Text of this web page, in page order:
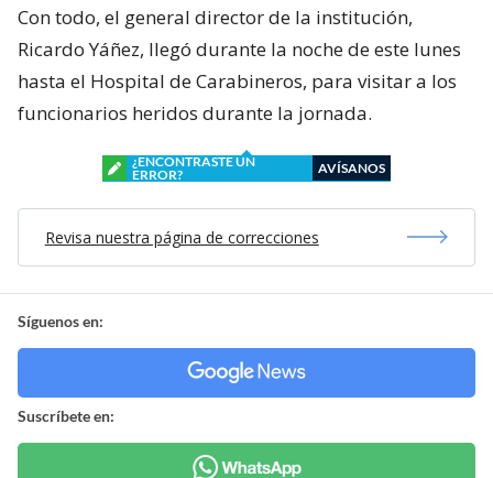
Con todo, el general director de la institución,
Ricardo Yáñez, llegó durante la noche de este lunes
hasta el Hospital de Carabineros, para visitar a los
funcionarios heridos durante la jornada.
¿ENCONTRASTE UN
ERROR?
AVÍSANOS
Revisa nuestra página de correcciones
Síguenos en:
Suscríbete en: